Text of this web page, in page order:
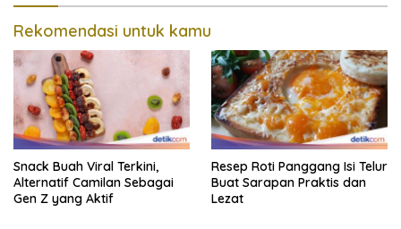
Rekomendasi untuk kamu
Snack Buah Viral Terkini,
Alternatif Camilan Sebagai
Gen Z yang Aktif
Resep Roti Panggang Isi Telur
Buat Sarapan Praktis dan
Lezat